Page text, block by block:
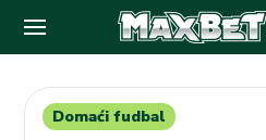
contentDomaći fudbal